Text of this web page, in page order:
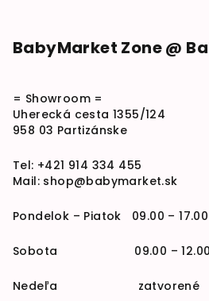
BabyMarket Zone @
= Showroom =
Uherecká cesta 1355/124
958 03 Partizánske
Tel: +421 914 334 455
Mail: shop@babymarket.sk
Pondelok – Piatok 09.00 – 17.00
Sobota 09.00 – 12.00
Nedeľa zatvorené